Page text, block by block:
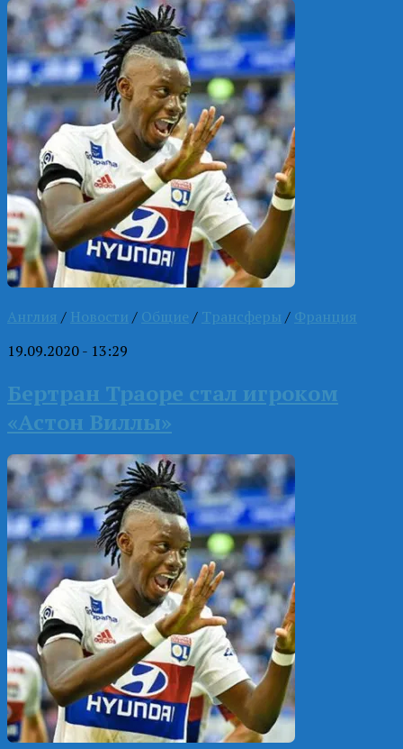
Англия / Новости / Общие / Трансферы / Франция
19.09.2020 - 13:29
Бертран Траоре стал игроком
«Астон Виллы»